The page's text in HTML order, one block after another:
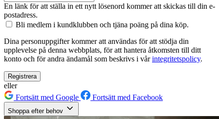
En länk för att ställa in ett nytt lösenord kommer att skickas till din e-
postadress.
Bli medlem i kundklubben och tjäna poäng på dina köp.
Dina personuppgifter kommer att användas för att stödja din
upplevelse på denna webbplats, för att hantera åtkomsten till ditt
konto och för andra ändamål som beskrivs i vårintegritetspolicy.
Registrera
eller
Fortsätt med Google
Fortsätt med Facebook
Shoppa efter behov